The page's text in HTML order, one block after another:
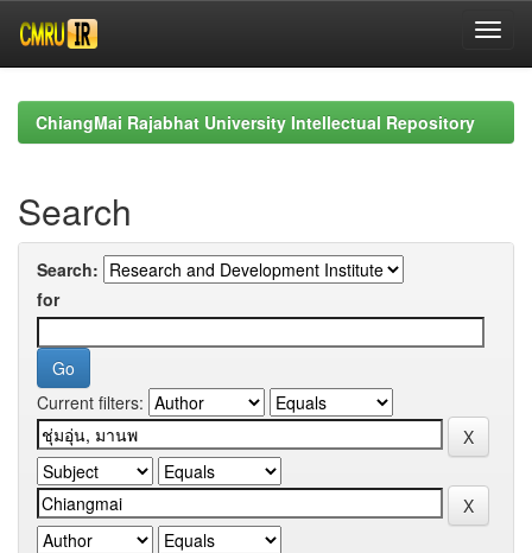
navigationChiangMai Rajabhat University Intellectual Repository
Search
Search:
for
Current filters: